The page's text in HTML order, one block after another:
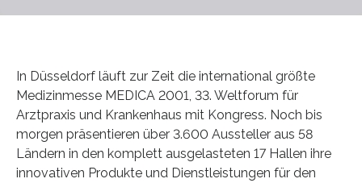
In Düsseldorf läuft zur Zeit die international größte
Medizinmesse MEDICA 2001, 33. Weltforum für
Arztpraxis und Krankenhaus mit Kongress. Noch bis
morgen präsentieren über 3.600 Aussteller aus 58
Ländern in den komplett ausgelasteten 17 Hallen ihre
innovativen Produkte und Dienstleistungen für den